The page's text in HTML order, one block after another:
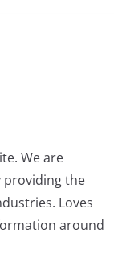
We are
providing the
Loves
around